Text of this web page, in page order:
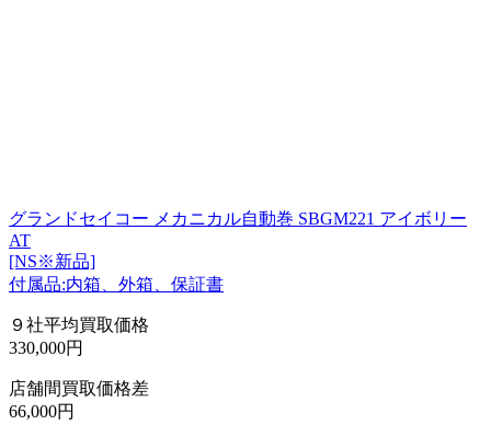
グランドセイコー メカニカル自動巻 SBGM221 アイボリー
AT
[NS※新品]
付属品:内箱、外箱、保証書
９社平均買取価格
330,000円
店舗間買取価格差
66,000円